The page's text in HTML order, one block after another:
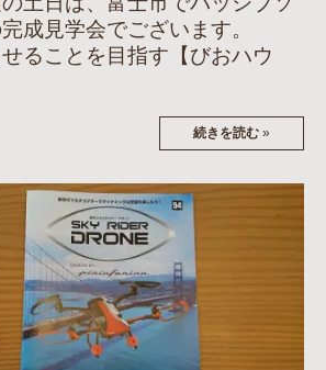
成見学会でございます。
ることを目指す【びおハウ
続きを読む »